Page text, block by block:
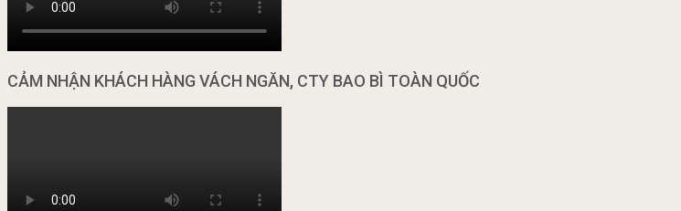
CẢM NHẬN KHÁCH HÀNG VÁCH NGĂN, CTY BAO BÌ TOÀN QUỐC